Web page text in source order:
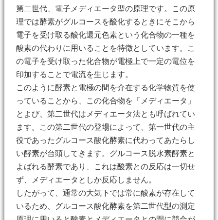
第二世代、電子メディエータ型の原理です。この原
理では酵素がグルコースを酸化するときにそこから
電子を受け取る酸化還元色素という化合物の一種を
酸素の代わりに用いることを特徴としています。こ
の電子を受け取った化合物が電極上で一定の電位を
印加することで電流を生じます。
このように酵素と電極の間を介在する化学物質を使
っていることから、この化合物を「メディエータ」
とよび、第二世代はメディエータ法とも呼ばれてい
ます。この第二世代の登場によって、第一世代の主
役であったグルコース酸化酵素に代わってあたらし
い酵素が台頭してきます。グルコース脱水素酵素と
よばれる酵素であり、これは酸素との反応は一切せ
ず、メディエータとしか反応しません。
したがって、通常の大気下では常に酸素が存在して
いるため、グルコース酸化酵素を第二世代型の測定